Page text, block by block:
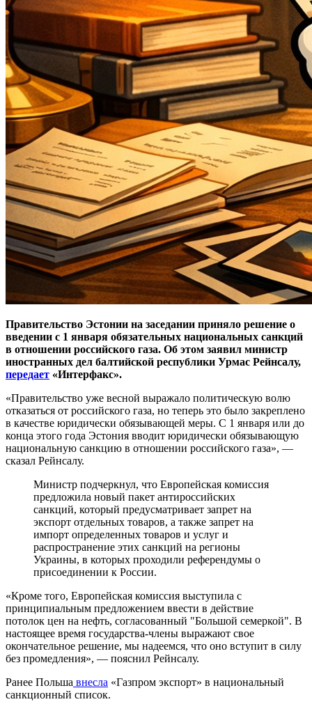
Правительство Эстонии на заседании приняло решение о
введении с 1 января обязательных национальных санкций
в отношении российского газа. Об этом заявил министр
иностранных дел балтийской республики Урмас Рейнсалу,
передает «Интерфакс».
«Правительство уже весной выражало политическую волю
отказаться от российского газа, но теперь это было закреплено
в качестве юридически обязывающей меры. С 1 января или до
конца этого года Эстония вводит юридически обязывающую
национальную санкцию в отношении российского газа», —
сказал Рейнсалу.
Министр подчеркнул, что Европейская комиссия
предложила новый пакет антироссийских
санкций, который предусматривает запрет на
экспорт отдельных товаров, а также запрет на
импорт определенных товаров и услуг и
распространение этих санкций на регионы
Украины, в которых проходили референдумы о
присоединении к России.
«Кроме того, Европейская комиссия выступила с
принципиальным предложением ввести в действие
потолок цен на нефть, согласованный "Большой семеркой". В
настоящее время государства-члены выражают свое
окончательное решение, мы надеемся, что оно вступит в силу
без промедления», — пояснил Рейнсалу.
Ранее Польша внесла «Газпром экспорт» в национальный
санкционный список.